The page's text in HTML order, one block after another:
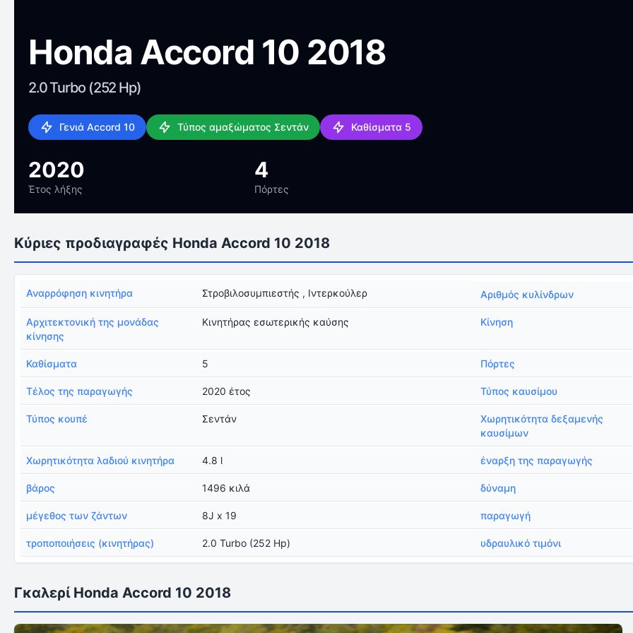
Honda Accord 10 2018
2.0 Turbo (252 Hp)
Γενιά Accord 10 Τύπος αμαξώματος Σεντάν Καθίσματα 5
2020
Έτος λήξης
4
Πόρτες
Κύριες προδιαγραφές Honda Accord 10 2018
Αναρρόφηση κινητήρα Στροβιλοσυμπιεστής , Ιντερκούλερ Αριθμός κυλίνδρων
Αρχιτεκτονική της μονάδας
κίνησης
Κινητήρας εσωτερικής καύσης Κίνηση
Καθίσματα 5 Πόρτες
Τέλος της παραγωγής 2020 έτος Τύπος καυσίμου
Τύπος κουπέ Σεντάν
Χωρητικότητα δεξαμενής
καυσίμων
Χωρητικότητα λαδιού κινητήρα 4.8 l έναρξη της παραγωγής
βάρος 1496 κιλά δύναμη
μέγεθος των ζάντων 8J x 19 παραγωγή
τροποποιήσεις (κινητήρας) 2.0 Turbo (252 Hp) υδραυλικό τιμόνι
Γκαλερί Honda Accord 10 2018